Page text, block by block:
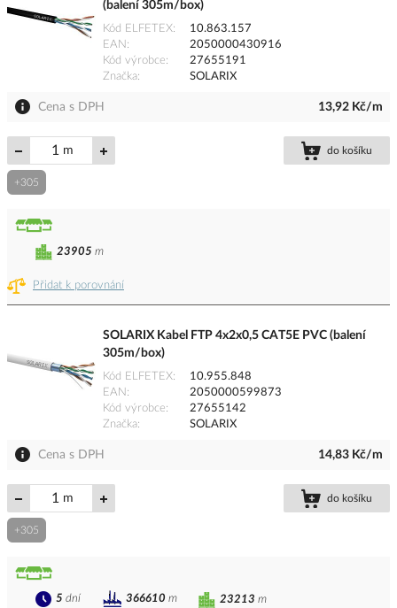
(balení 305m/box)
Kód ELFETEX
10.863.157
EAN
2050000430916
Kód výrobce
27655191
Značka
SOLARIX
Cena s DPH 13,92 Kč/m
m do košíku
+305
Přidat k porovnání
23905 m
SOLARIX Kabel FTP 4x2x0,5 CAT5E PVC (balení
305m/box)
Kód ELFETEX
10.955.848
EAN
2050000599873
Kód výrobce
27655142
Značka
SOLARIX
Cena s DPH 14,83 Kč/m
m do košíku
+305
23213 m
5 dní 366610 m